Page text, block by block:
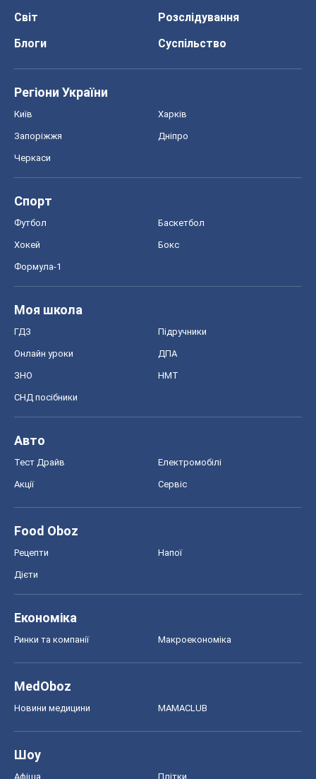
Світ
Розслідування
Блоги
Суспільство
Регіони України
Київ Харків
Запоріжжя Дніпро
Черкаси
Спорт
Футбол Баскетбол
Хокей Бокс
Формула-1
Моя школа
ГДЗ Підручники
Онлайн уроки ДПА
ЗНО НМТ
СНД посібники
Авто
Тест Драйв Електромобілі
Акції Сервіс
Food Oboz
Рецепти Напої
Дієти
Економіка
Ринки та компанії Макроекономіка
MedOboz
Новини медицини MAMACLUB
Шоу
Афіша Плітки